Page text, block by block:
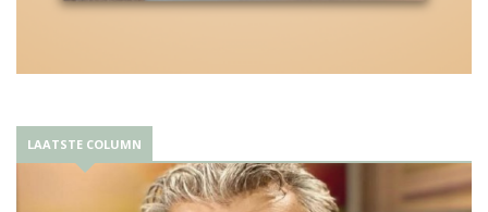
LAATSTE COLUMN